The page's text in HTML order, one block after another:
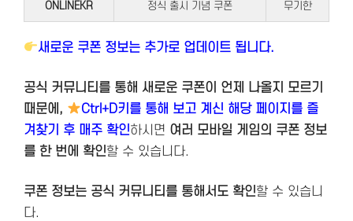
ONLINEKR 정식 출시 기념 쿠폰 무기한
새로운 쿠폰 정보는 추가로 업데이트 됩니다.
공식 커뮤니티를 통해 새로운 쿠폰이 언제 나올지 모르기
때문에,
Ctrl+D키를 통해 보고 계신 해당 페이지를 즐
겨찾기 후 매주 확인하시면 여러 모바일 게임의 쿠폰 정보
를 한 번에 확인할 수 있습니다.
쿠폰 정보는 공식 커뮤니티를 통해서도 확인할 수 있습니
다.